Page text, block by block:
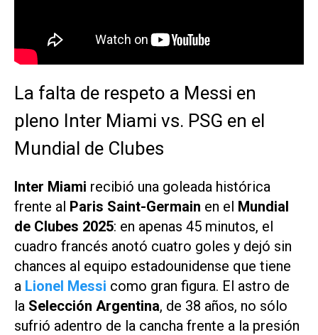
La falta de respeto a Messi en
pleno Inter Miami vs. PSG en el
Mundial de Clubes
Inter Miami recibió una goleada histórica
frente al Paris Saint-Germain en el Mundial
de Clubes 2025: en apenas 45 minutos, el
cuadro francés anotó cuatro goles y dejó sin
chances al equipo estadounidense que tiene
a Lionel Messi como gran figura. El astro de
la Selección Argentina, de 38 años, no sólo
sufrió adentro de la cancha frente a la presión